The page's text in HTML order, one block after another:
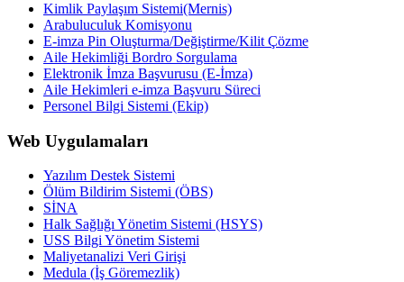
Kimlik Paylaşım Sistemi(Mernis)
Arabuluculuk Komisyonu
E-imza Pin Oluşturma/Değiştirme/Kilit Çözme
Aile Hekimliği Bordro Sorgulama
Elektronik İmza Başvurusu (E-İmza)
Aile Hekimleri e-imza Başvuru Süreci
Personel Bilgi Sistemi (Ekip)
Web Uygulamaları
Yazılım Destek Sistemi
Ölüm Bildirim Sistemi (ÖBS)
SİNA
Halk Sağlığı Yönetim Sistemi (HSYS)
USS Bilgi Yönetim Sistemi
Maliyetanalizi Veri Girişi
Medula (İş Göremezlik)